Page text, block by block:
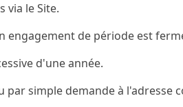
via le Site.
engagement de période est
d'une année.
simple demande à l'adresse